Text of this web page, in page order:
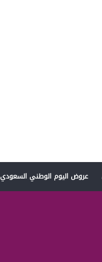
عروض اليوم الوطني السعودي 2026